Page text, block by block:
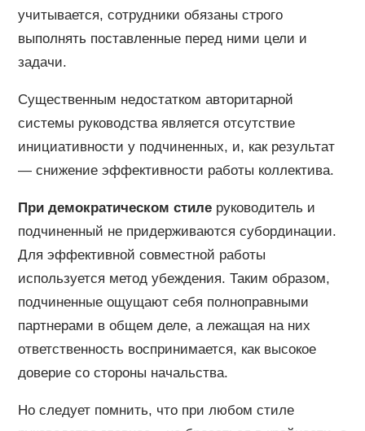
учитывается, сотрудники обязаны строго
выполнять поставленные перед ними цели и
задачи.
Существенным недостатком авторитарной
системы руководства является отсутствие
инициативности у подчиненных, и, как результат
— снижение эффективности работы коллектива.
При демократическом стилеруководитель и
подчиненный не придерживаются субординации.
Для эффективной совместной работы
используется метод убеждения. Таким образом,
подчиненные ощущают себя полноправными
партнерами в общем деле, а лежащая на них
ответственность воспринимается, как высокое
доверие со стороны начальства.
Но следует помнить, что при любом стиле